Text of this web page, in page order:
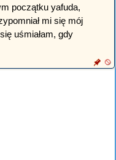
początku yafuda,
mi się mój
uśmiałam, gdy